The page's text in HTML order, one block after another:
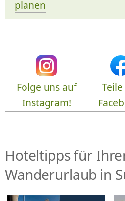
planen
Folge uns auf
Instagram!
Hoteltipps für
Wanderurlaub in